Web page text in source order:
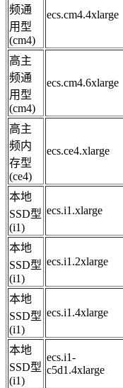
频通
用型
(cm4)
ecs.cm4.4xlarge
高主
频通
用型
(cm4)
ecs.cm4.6xlarge
高主
频内
存型
(ce4)
ecs.ce4.xlarge
本地
SSD型
(i1)
ecs.i1.xlarge
本地
SSD型
(i1)
ecs.i1.2xlarge
本地
SSD型
(i1)
ecs.i1.4xlarge
本地
SSD型
(i1)
ecs.i1-
c5d1.4xlarge